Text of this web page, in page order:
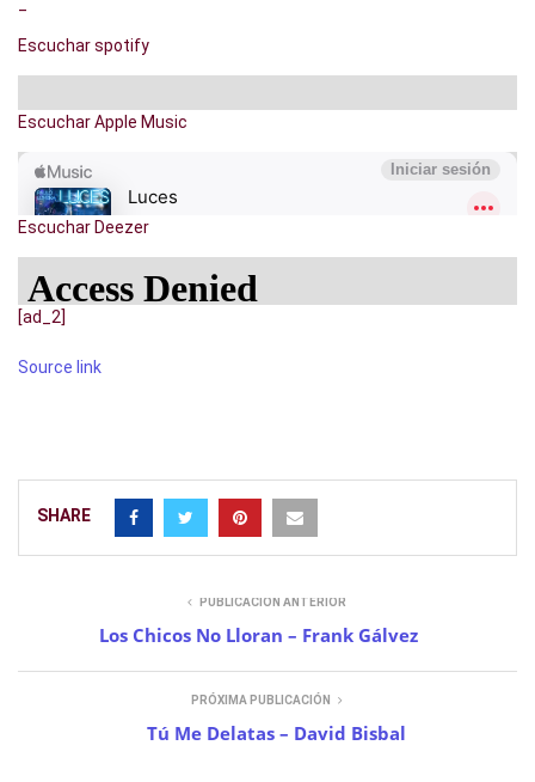
Escuchar spotify
Escuchar Apple Music
Escuchar Deezer
[ad_2]
Source link
SHARE
PUBLICACIÓN ANTERIOR
Los Chicos No Lloran – Frank Gálvez
PRÓXIMA PUBLICACIÓN
Tú Me Delatas – David Bisbal